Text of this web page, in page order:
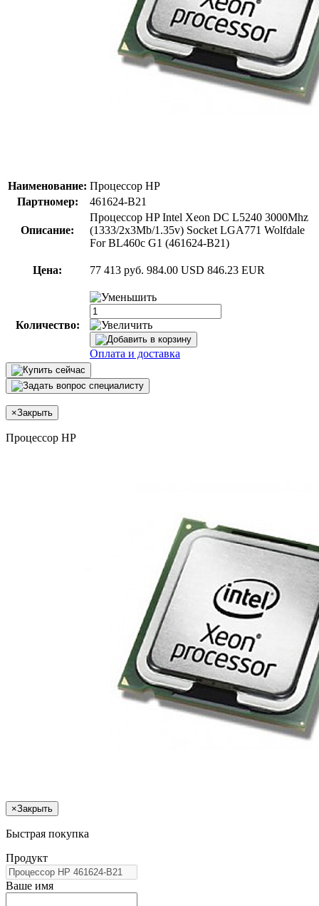
Наименование: Процессор HP
Партномер:
461624-B21
Описание:
Процессор HP Intel Xeon DC L5240 3000Mhz
(1333/2x3Mb/1.35v) Socket LGA771 Wolfdale
For BL460c G1 (461624-B21)
Цена: 77 413 руб. 984.00 USD 846.23 EUR
Количество:
Оплата и доставка
×Закрыть
Процессор HP
×Закрыть
Быстрая покупка
Продукт
Ваше имя